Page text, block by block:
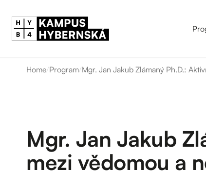
Home/Program/Mgr. Jan Jakub Zlámaný Ph.D.:
Mgr. Jan Jakub
mezi vědomou a